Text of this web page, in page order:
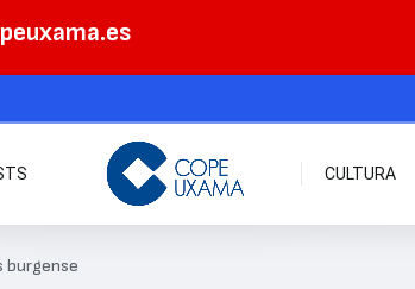
CULTURA
burgense